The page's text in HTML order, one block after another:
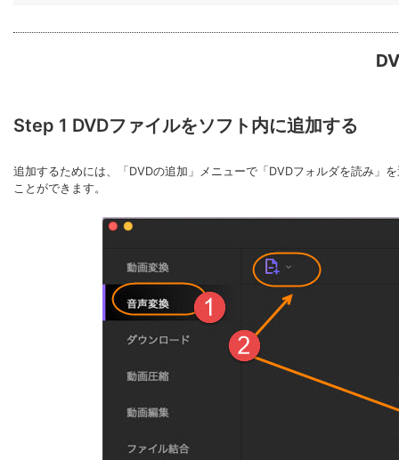
Step 1 DVDファイルをソフト内に追加する
追加するためには、「DVDの追加」メニューで「DVDフォルダを読み」
ことができます。